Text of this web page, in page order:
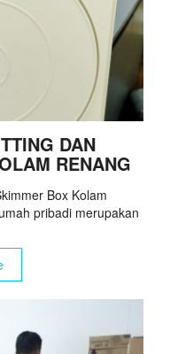
DAN
RENANG
Box Kolam
pribadi merupakan